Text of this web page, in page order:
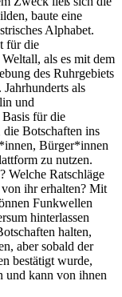
baute eine
Alphabet.
für die
als es mit dem
des Ruhrgebiets
als
und
für die
die Botschaften ins
Bürger*innen
zu nutzen.
Welche Ratschläge
ihr erhalten? Mit
Funkwellen
hinterlassen
halten,
aber sobald der
bestätigt wurde,
und kann von ihnen